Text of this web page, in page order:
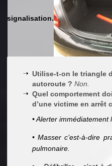
signalisation.
Utilise-t-on le triangle
autoroute ? Non.
Quel comportement
d’une victime en arrêt
• Alerter immédiatement
• Masser c’est-à-dire
pulmonaire.